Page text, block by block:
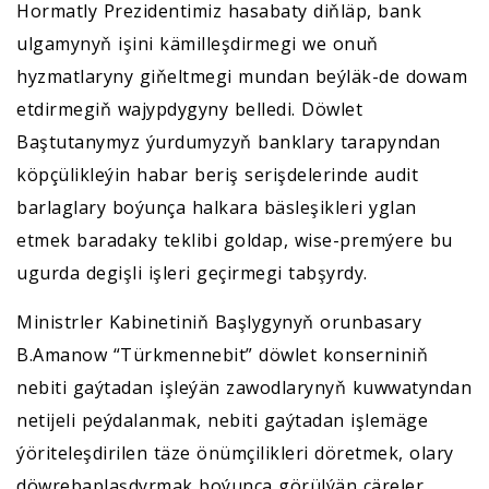
Hormatly Prezidentimiz hasabaty diňläp, bank
ulgamynyň işini kämilleşdirmegi we onuň
hyzmatlaryny giňeltmegi mundan beýläk-de dowam
etdirmegiň wajypdygyny belledi. Döwlet
Baştutanymyz ýurdumyzyň banklary tarapyndan
köpçülikleýin habar beriş serişdelerinde audit
barlaglary boýunça halkara bäsleşikleri yglan
etmek baradaky teklibi goldap, wise-premýere bu
ugurda degişli işleri geçirmegi tabşyrdy.
Ministrler Kabinetiniň Başlygynyň orunbasary
B.Amanow “Türkmennebit” döwlet konserniniň
nebiti gaýtadan işleýän zawodlarynyň kuwwatyndan
netijeli peýdalanmak, nebiti gaýtadan işlemäge
ýöriteleşdirilen täze önümçilikleri döretmek, olary